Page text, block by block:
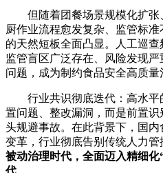
但随着团餐场景规模化扩
厨作业流程愈发复杂、监管标
的天然短板全面凸显。人工巡查
监管盲区广泛存在、风险发现
问题，成为制约食品安全高质量
行业共识彻底迭代：高水
置问题、整改漏洞，而是前置
头规避事故。在此背景下，国
变革，行业彻底告别传统人力管
被动治理时代，全面迈入精细
代